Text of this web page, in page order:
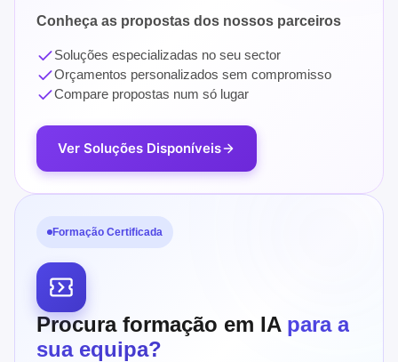
Conheça as propostas dos nossos parceiros
Soluções especializadas no seu sector
Orçamentos personalizados sem compromisso
Compare propostas num só lugar
Ver Soluções Disponíveis
Formação Certificada
Procura formação em IA para a
sua equipa?